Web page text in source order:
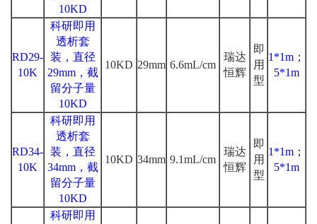
10KD
RD29-
10K
科研即用
透析套
装，直径
29mm，截
留分子量
10KD
10KD 29mm 6.6mL/cm
瑞达
恒辉
即
用
型
1*1m；
5*1m
RD34-
10K
科研即用
透析套
装，直径
34mm，截
留分子量
10KD
10KD 34mm 9.1mL/cm
瑞达
恒辉
即
用
型
1*1m；
5*1m
科研即用